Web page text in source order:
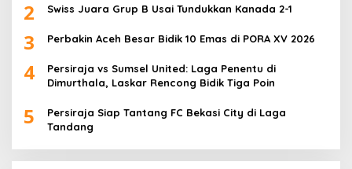
2 Swiss Juara Grup B Usai Tundukkan Kanada 2-1
3 Perbakin Aceh Besar Bidik 10 Emas di PORA XV 2026
4
Persiraja vs Sumsel United: Laga Penentu di
Dimurthala, Laskar Rencong Bidik Tiga Poin
5
Persiraja Siap Tantang FC Bekasi City di Laga
Tandang